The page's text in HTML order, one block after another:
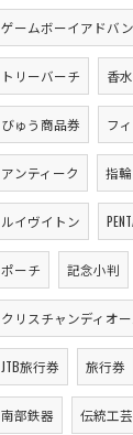
ゲームボーイアドバ
トリーバーチ 香水
びゅう商品券 フ
アンティーク 指輪
ルイヴイトン
ポーチ 記念小判
クリスチャンディオ
JTB旅行券 旅行券
南部鉄器 伝統工